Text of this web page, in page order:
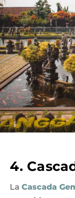
4.
La Cascada